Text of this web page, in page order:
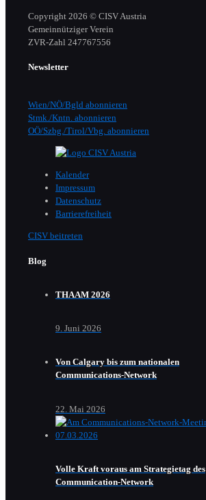
Copyright 2026 © CISV Austria
Gemeinnütziger Verein
​ZVR-Zahl 247767556
Newsletter
Wien/NÖ/Bgld abonnieren
Stmk./Kntn. abonnieren
OÖ/Szbg./Tirol/Vbg. abonnieren
Kalender
Impressum
Datenschutz
Barrierefreiheit
CISV beitreten
Blog
THAAM 2026
9. Juni 2026
Von Calgary bis zum nationalen
Communications-Network
22. Mai 2026
Volle Kraft voraus am Strategietag des
Communication-Network